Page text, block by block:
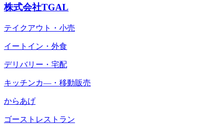
株式会社TGAL
テイクアウト・小売
イートイン・外食
デリバリー・宅配
キッチンカ―・移動販売
からあげ
ゴーストレストラン